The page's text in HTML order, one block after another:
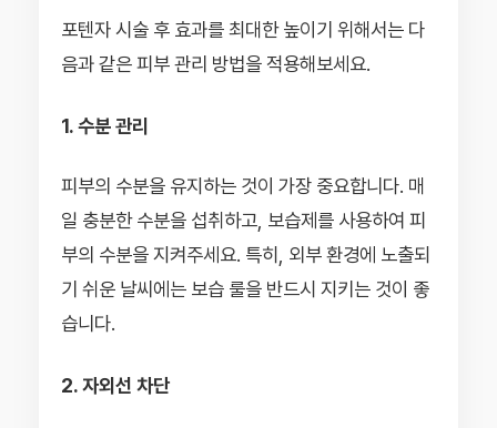
포텐자 시술 후 효과를 최대한 높이기 위해서는 다
음과 같은 피부 관리 방법을 적용해보세요.
1. 수분 관리
피부의 수분을 유지하는 것이 가장 중요합니다. 매
일 충분한 수분을 섭취하고, 보습제를 사용하여 피
부의 수분을 지켜주세요. 특히, 외부 환경에 노출되
기 쉬운 날씨에는 보습 룰을 반드시 지키는 것이 좋
습니다.
2. 자외선 차단